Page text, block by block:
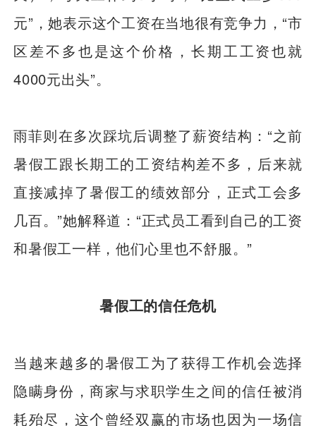
元”，她表示这个工资在当地很有竞争力，“市
区差不多也是这个价格，长期工工资也就
4000元出头”。
雨菲则在多次踩坑后调整了薪资结构：“之前
暑假工跟长期工的工资结构差不多，后来就
直接减掉了暑假工的绩效部分，正式工会多
几百。”她解释道：“正式员工看到自己的工资
和暑假工一样，他们心里也不舒服。”
暑假工的信任危机
当越来越多的暑假工为了获得工作机会选择
隐瞒身份，商家与求职学生之间的信任被消
耗殆尽，这个曾经双赢的市场也因为一场信